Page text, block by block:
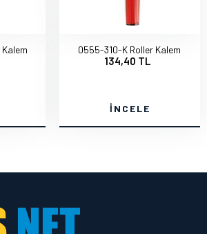
0555-310-K Roller Kalem
134,40 TL
İNCELE